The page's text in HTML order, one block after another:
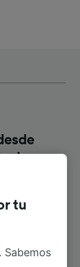
Duración
tu
Sabemos